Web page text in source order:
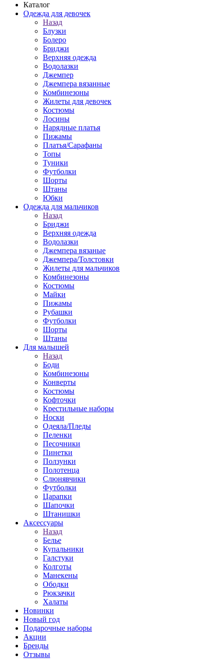
Каталог
Одежда для девочек
Назад
Блузки
Болеро
Бриджи
Верхняя одежда
Водолазки
Джемпер
Джемпера вязанные
Комбинезоны
Жилеты для девочек
Костюмы
Лосины
Нарядные платья
Пижамы
Платья/Сарафаны
Топы
Туники
Футболки
Шорты
Штаны
Юбки
Одежда для мальчиков
Назад
Бриджи
Верхняя одежда
Водолазки
Джемпера вязаные
Джемпера/Толстовки
Жилеты для мальчиков
Комбинезоны
Костюмы
Майки
Пижамы
Рубашки
Футболки
Шорты
Штаны
Для малышей
Назад
Боди
Комбинезоны
Конверты
Костюмы
Кофточки
Крестильные наборы
Носки
Одеяла/Пледы
Пеленки
Песочники
Пинетки
Ползунки
Полотенца
Слюнявчики
Футболки
Царапки
Шапочки
Штанишки
Аксессуары
Назад
Белье
Купальники
Галстуки
Колготы
Манекены
Ободки
Рюкзачки
Халаты
Новинки
Новый год
Подарочные наборы
Акции
Бренды
Отзывы